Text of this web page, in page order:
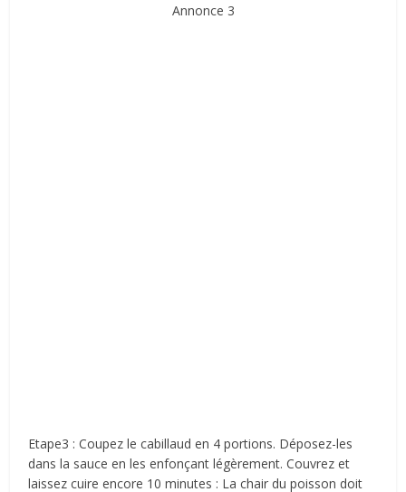
Annonce 3
Etape3 : Coupez le cabillaud en 4 portions. Déposez-les
dans la sauce en les enfonçant légèrement. Couvrez et
laissez cuire encore 10 minutes : La chair du poisson doit